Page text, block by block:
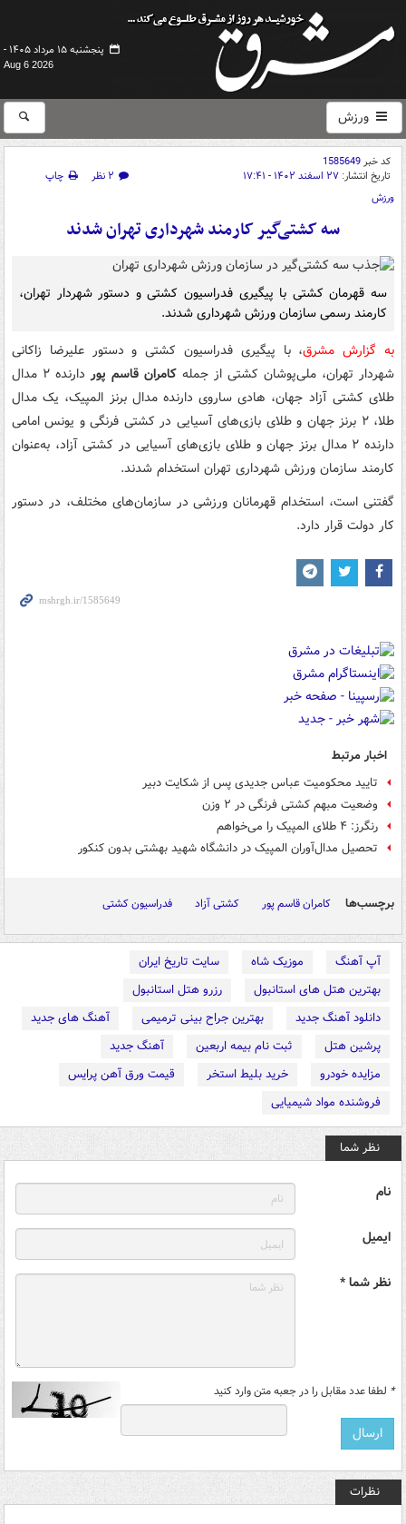
پنجشنبه ۱۵ مرداد ۱۴۰۵ -
Aug 6 2026
ورزش
کد خبر1585649
تاریخ انتشار: ۲۷ اسفند ۱۴۰۲ - ۱۷:۴۱ ۲ نظر
چاپ
ورزش
سه کشتی‌گیر کارمند شهرداری تهران شدند
سه قهرمان کشتی با پیگیری فدراسیون کشتی و دستور شهردار تهران،
کارمند رسمی سازمان ورزش شهرداری شدند.
به گزارش مشرق، با پیگیری فدراسیون کشتی و دستور علیرضا زاکانی
شهردار تهران، ملی‌پوشان کشتی از جملهکامران قاسم پور
دارنده ۲ مدال
طلای کشتی آزاد جهان، هادی ساروی دارنده مدال‌ برنز المپیک، یک مدال
طلا، ۲ برنز جهان و طلای بازی‌های آسیایی در کشتی فرنگی و یونس امامی
دارنده ۲ مدال برنز جهان و طلای بازی‌های آسیایی در کشتی آزاد، به‌عنوان
کارمند سازمان ورزش شهرداری تهران استخدام شدند.
گفتنی است، استخدام قهرمانان ورزشی در سازمان‌های مختلف‌، در دستور
کار دولت قرار دارد.
اخبار مرتبط
تایید محکومیت عباس جدیدی پس از شکایت دبیر
وضعیت مبهم کشتی فرنگی در ۲ وزن
رنگرز: ۴ طلای المپیک را می‌خواهم
تحصیل مدال‌آوران المپیک در دانشگاه شهید بهشتی بدون کنکور
برچسب‌ها کامران قاسم پور کشتی آزاد فدراسیون کشتی
آپ آهنگ موزیک شاه
سایت تاریخ ایران
بهترین هتل های استانبول
رزرو هتل استانبول
دانلود آهنگ جدید
بهترین جراح بینی ترمیمی
آهنگ های جدید
پرشین هتل
ثبت نام بیمه اربعین
آهنگ جدید
مزایده خودرو
خرید بلیط استخر
قیمت ورق آهن پرایس
فروشنده مواد شیمیایی
نظر شما
نام
ایمیل
نظر شما *
* لطفا عدد مقابل را در جعبه متن وارد کنید
نظرات